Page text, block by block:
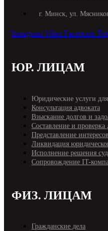
г. Минск, ул.
Instagram Viber Facebook
ЮР. ЛИЦАМ
Юридические услуги
Консультация адвоката
Взыскание долгов и
Составление и проверка
Представление
Ликвидация
Исполнение решения
Cопровождение IT-
ФИЗ. ЛИЦАМ
Гражданские дела